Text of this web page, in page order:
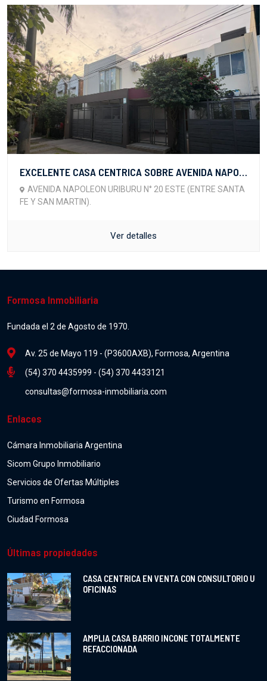
EXCELENTE CASA CENTRICA SOBRE AVENIDA NAPOLEON URIBURU
AVENIDA NAPOLEON URIBURU N° 20 ESTE (ENTRE SANTA
FE Y SAN MARTIN).
Ver detalles
Formosa Inmobiliaria
Fundada el 2 de Agosto de 1970.
Av. 25 de Mayo 119 - (P3600AXB), Formosa, Argentina
(54) 370 4435999 - (54) 370 4433121
consultas@formosa-inmobiliaria.com
Enlaces
Cámara Inmobiliaria Argentina
Sicom Grupo Inmobiliario
Servicios de Ofertas Múltiples
Turismo en Formosa
Ciudad Formosa
Últimas propiedades
CASA CENTRICA EN VENTA CON CONSULTORIO U
OFICINAS
AMPLIA CASA BARRIO INCONE TOTALMENTE
REFACCIONADA